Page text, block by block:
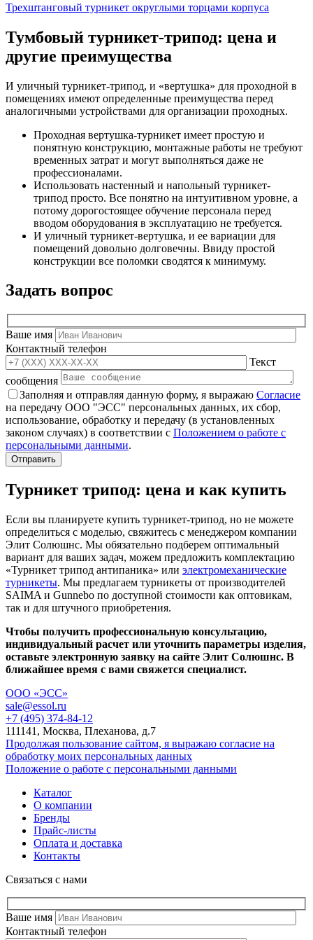
Трехштанговый турникет округлыми торцами корпуса
Тумбовый турникет-трипод: цена и
другие преимущества
И уличный турникет-трипод, и «вертушка» для проходной в
помещениях имеют определенные преимущества перед
аналогичными устройствами для организации проходных.
Проходная вертушка-турникет имеет простую и
понятную конструкцию, монтажные работы не требуют
временных затрат и могут выполняться даже не
профессионалами.
Использовать настенный и напольный турникет-
трипод просто. Все понятно на интуитивном уровне, а
потому дорогостоящее обучение персонала перед
вводом оборудования в эксплуатацию не требуется.
И уличный турникет-вертушка, и ее вариации для
помещений довольно долговечны. Ввиду простой
конструкции все поломки сводятся к минимуму.
Задать вопрос
Ваше имя
Контактный телефон
Текст
сообщения
Заполняя и отправляя данную форму, я выражаю Согласие
на передачу ООО "ЭСС" персональных данных, их сбор,
использование, обработку и передачу (в установленных
законом случаях) в соответствии с Положением о работе с
персональными данными.
Турникет трипод: цена и как купить
Если вы планируете купить турникет-трипод, но не можете
определиться с моделью, свяжитесь с менеджером компании
Элит Солюшнс. Мы обязательно подберем оптимальный
вариант для ваших задач, можем предложить комплектацию
«Турникет трипод антипаника» или электромеханические
турникеты. Мы предлагаем турникеты от производителей
SAIMA и Gunnebo по доступной стоимости как оптовикам,
так и для штучного приобретения.
Чтобы получить профессиональную консультацию,
индивидуальный расчет или уточнить параметры изделия,
оставьте электронную заявку на сайте Элит Солюшнс. В
ближайшее время с вами свяжется специалист.
ООО «ЭСС»
sale@essol.ru
+7 (495) 374-84-12
111141, Москва, Плеханова, д.7
Продолжая пользование сайтом, я выражаю согласие на
обработку моих персональных данных
Положение о работе с персональными данными
Каталог
О компании
Бренды
Прайс-листы
Оплата и доставка
Контакты
Связаться с нами
Ваше имя
Контактный телефон